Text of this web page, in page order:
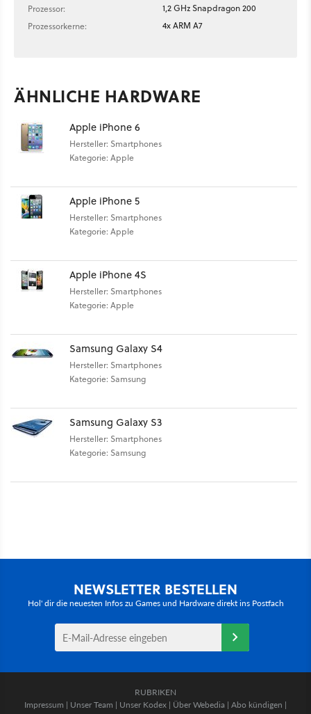
Prozessor:
1,2 GHz Snapdragon 200
Prozessorkerne:
4x ARM A7
ÄHNLICHE HARDWARE
Apple iPhone 6
Hersteller: Smartphones
Kategorie: Apple
Apple iPhone 5
Hersteller: Smartphones
Kategorie: Apple
Apple iPhone 4S
Hersteller: Smartphones
Kategorie: Apple
Samsung Galaxy S4
Hersteller: Smartphones
Kategorie: Samsung
Samsung Galaxy S3
Hersteller: Smartphones
Kategorie: Samsung
NEWSLETTER BESTELLEN
Hol' dir die neuesten Infos zu Games und Hardware direkt ins Postfach
RUBRIKEN
Impressum | Unser Team | Unser Kodex | Über Webedia | Abo kündigen |